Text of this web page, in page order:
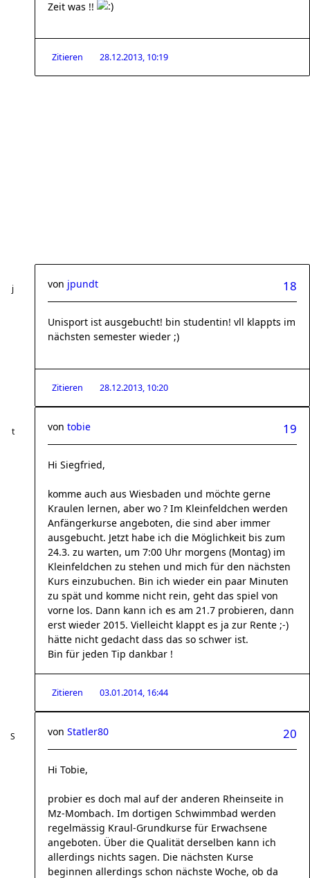
Zeit was !!
Zitieren 28.12.2013, 10:19
18
von jpundt
Unisport ist ausgebucht! bin studentin! vll klappts im
nächsten semester wieder ;)
Zitieren 28.12.2013, 10:20
19
von tobie
Hi Siegfried,
komme auch aus Wiesbaden und möchte gerne
Kraulen lernen, aber wo ? Im Kleinfeldchen werden
Anfängerkurse angeboten, die sind aber immer
ausgebucht. Jetzt habe ich die Möglichkeit bis zum
24.3. zu warten, um 7:00 Uhr morgens (Montag) im
Kleinfeldchen zu stehen und mich für den nächsten
Kurs einzubuchen. Bin ich wieder ein paar Minuten
zu spät und komme nicht rein, geht das spiel von
vorne los. Dann kann ich es am 21.7 probieren, dann
erst wieder 2015. Vielleicht klappt es ja zur Rente ;-)
hätte nicht gedacht dass das so schwer ist.
Bin für jeden Tip dankbar !
Zitieren 03.01.2014, 16:44
20
von Statler80
Hi Tobie,
probier es doch mal auf der anderen Rheinseite in
Mz-Mombach. Im dortigen Schwimmbad werden
regelmässig Kraul-Grundkurse für Erwachsene
angeboten. Über die Qualität derselben kann ich
allerdings nichts sagen. Die nächsten Kurse
beginnen allerdings schon nächste Woche, ob da